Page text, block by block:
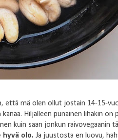
että mä olen ollut jostain 14-15-
Hiljalleen punainen lihakin on
kuin saan jonkun raivovegaanin
hyvä olo. Ja juustosta en luovu,